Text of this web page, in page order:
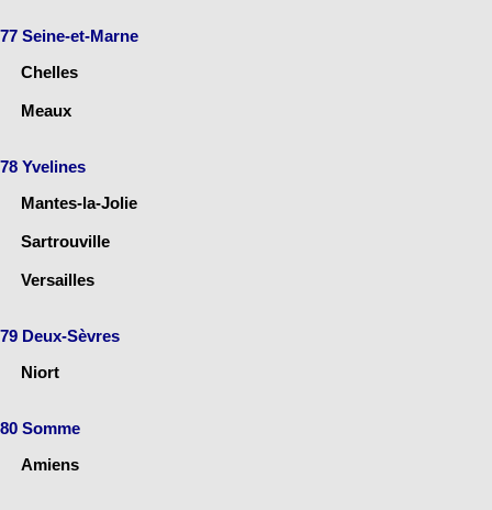
77 Seine-et-Marne
Chelles
Meaux
78 Yvelines
Mantes-la-Jolie
Sartrouville
Versailles
79 Deux-Sèvres
Niort
80 Somme
Amiens